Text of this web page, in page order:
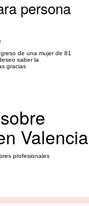
persona
de una mujer de 81
saber la
gracias
Valencia
profesionales